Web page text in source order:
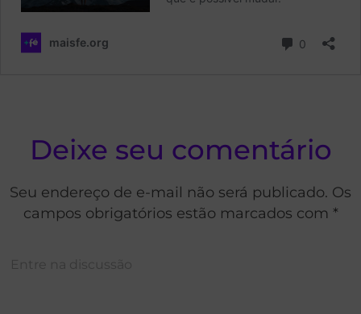
Deixe seu comentário
Seu endereço de e-mail não será publicado. Os
campos obrigatórios estão marcados com *